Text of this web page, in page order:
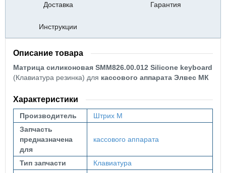
Доставка Гарантия
Инструкции
Описание товара
Матрица силиконовая SMM826.00.012 Silicone keyboard
(Клавиатура резинка) для кассового аппарата Элвес МК
Характеристики
Производитель
Штрих М
Запчасть
предназначена
для
кассового аппарата
Тип запчасти
Клавиатура